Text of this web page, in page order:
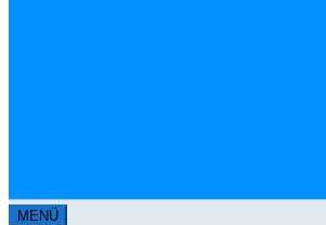
MENÜ